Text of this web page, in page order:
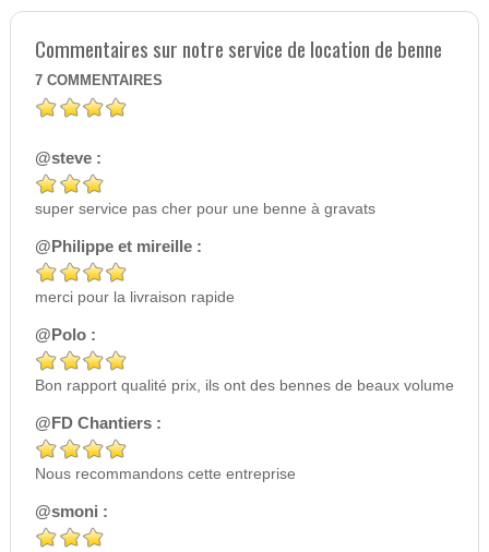
Commentaires sur notre service de location de benne
7 COMMENTAIRES
@steve :
super service pas cher pour une benne à gravats
@Philippe et mireille :
merci pour la livraison rapide
@Polo :
Bon rapport qualité prix, ils ont des bennes de beaux volume
@FD Chantiers :
Nous recommandons cette entreprise
@smoni :